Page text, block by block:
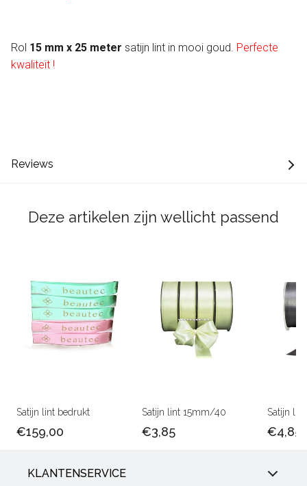
Rol 15 mm x 25 meter satijn lint in mooi goud. Perfecte
kwaliteit !
Reviews
Deze artikelen zijn wellicht passend
Satijn lint bedrukt
€159,00
Satijn lint 15mm/40
€3,85
Satijn
€4,85
KLANTENSERVICE